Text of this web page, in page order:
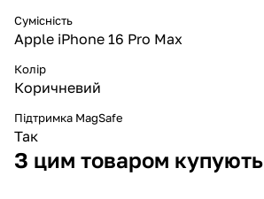
Сумісність
Apple iPhone 16 Pro Max
Колір
Коричневий
Підтримка MagSafe
Так
З цим товаром купують